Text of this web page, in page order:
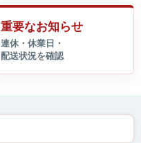
重要なお知らせ